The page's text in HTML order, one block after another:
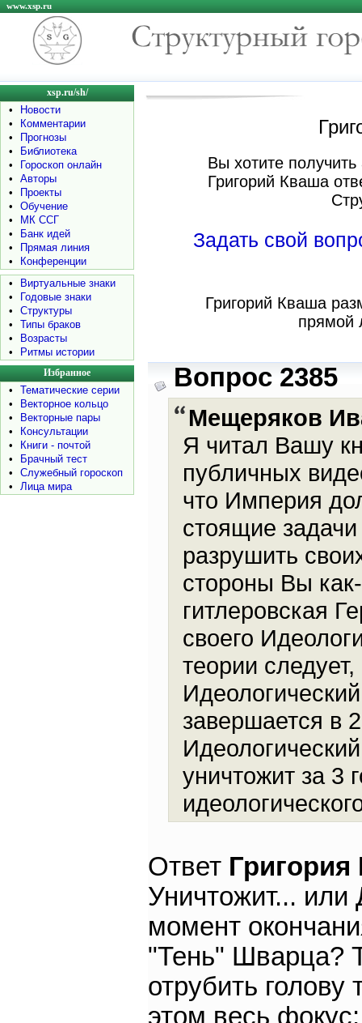
www.xsp.ru
xsp.ru/sh/
•
Новости
•
Комментарии
•
Прогнозы
•
Библиотека
•
Гороскоп онлайн
•
Авторы
•
Проекты
•
Обучение
•
МК ССГ
•
Банк идей
•
Прямая линия
•
Конференции
•
Виртуальные знаки
•
Годовые знаки
•
Структуры
•
Типы браков
•
Возрасты
•
Ритмы истории
Избранное
•
Тематические серии
•
Векторное кольцо
•
Векторные пары
•
Консультации
•
Книги - почтой
•
Брачный тест
•
Служебный гороскоп
•
Лица мира
Вы хотите
Григорий Кваша
Задать свой
Григорий Кваша
прямой
Вопрос 2385
Мещеряков
Я читал Вашу
публичных
что Империя
стоящие задачи
разрушить
стороны Вы
гитлеровская
своего
теории
завершается в
уничтожит за 3
Ответ
Уничтожит... или
момент
"Тень" Шварца?
отрубить
этом весь